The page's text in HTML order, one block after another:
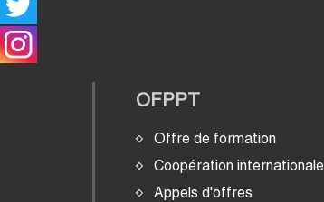
OFPPT
Offre de formation
Coopération internationale
Appels d'offres